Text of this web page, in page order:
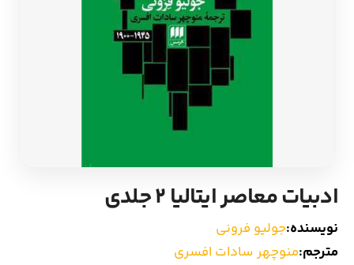
ادبیات ترکیه
ادبیات آسیا
سایر کشورهای اروپا
داستان کوتاه
ادبیات
ادبیات معاصر ایتالیا 2 جلدی
نویسنده:جولیو فرونی
مترجم:منوچهر سادات افسری